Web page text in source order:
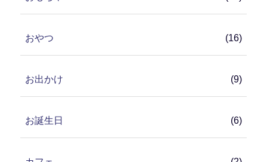
おやつ (16)
お出かけ (9)
お誕生日 (6)